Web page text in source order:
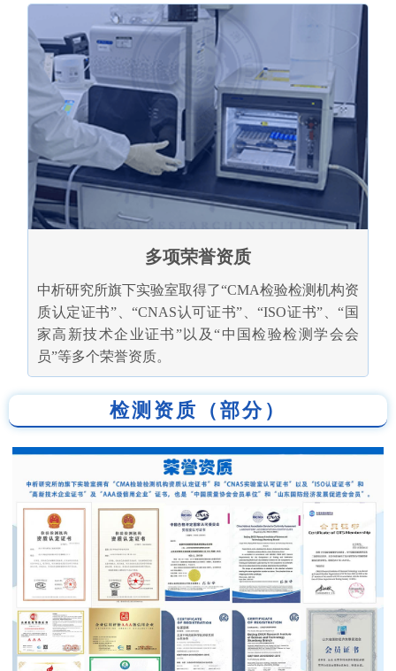
多项荣誉资质
中析研究所旗下实验室取得了“CMA检验检测机构资
质认定证书”、“CNAS认可证书”、“ISO证书”、“国
家高新技术企业证书”以及“中国检验检测学会会
员”等多个荣誉资质。
检测资质（部分）